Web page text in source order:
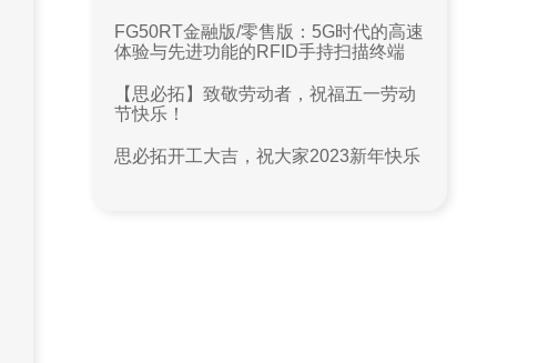
FG50RT金融版/零售版：5G时代的高速
体验与先进功能的RFID手持扫描终端
【思必拓】致敬劳动者，祝福五一劳动
节快乐！
思必拓开工大吉，祝大家2023新年快乐